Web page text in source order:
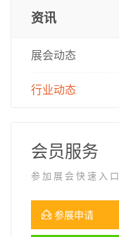
资讯
展会动态
行业动态
会员服务
参加展会快速入口
参展申请